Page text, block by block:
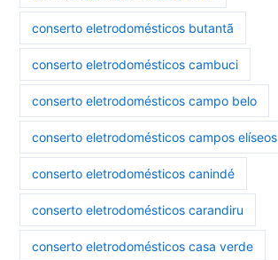
conserto eletrodomésticos butantã
conserto eletrodomésticos cambuci
conserto eletrodomésticos campo belo
conserto eletrodomésticos campos elíseos
conserto eletrodomésticos canindé
conserto eletrodomésticos carandiru
conserto eletrodomésticos casa verde